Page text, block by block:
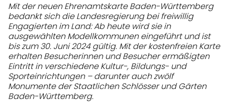
Mit der neuen Ehrenamtskarte Baden-Württemberg
bedankt sich die Landesregierung bei freiwillig
Engagierten im Land: Ab heute wird sie in
ausgewählten Modellkommunen eingeführt und ist
bis zum 30. Juni 2024 gültig. Mit der kostenfreien Karte
erhalten Besucherinnen und Besucher ermäßigten
Eintritt in verschiedene Kultur-, Bildungs- und
Sporteinrichtungen – darunter auch zwölf
Monumente der Staatlichen Schlösser und Gärten
Baden-Württemberg.